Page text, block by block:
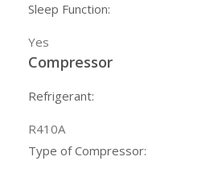
Sleep Function:
Yes
Compressor
Refrigerant:
R410A
Type of Compressor: